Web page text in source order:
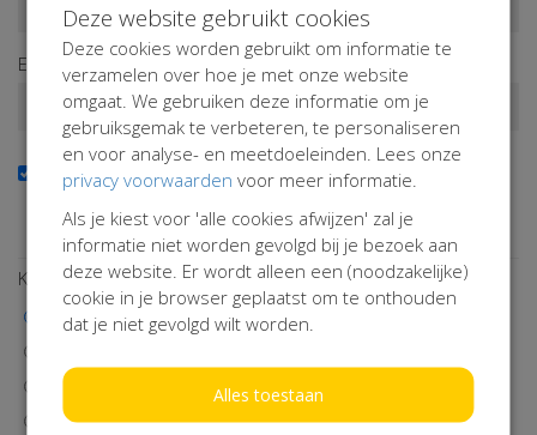
E-mailadres*
Ja, ik wil de nieuwsbrief ontvangen
dan in!
Kies een betaalmethode
iDEAL | Wero
Maestro
Deze website gebruikt cookies
Deze cookies worden gebruikt om informatie te
verzamelen over hoe je met onze website
omgaat. We gebruiken deze informatie om je
gebruiksgemak te verbeteren, te personaliseren
en voor analyse- en meetdoeleinden. Lees onze
privacy voorwaarden voor meer informatie.
Als je kiest voor 'alle cookies afwijzen' zal je
informatie niet worden gevolgd bij je bezoek aan
deze website. Er wordt alleen een (noodzakelijke)
cookie in je browser geplaatst om te onthouden
dat je niet gevolgd wilt worden.
Alles toestaan